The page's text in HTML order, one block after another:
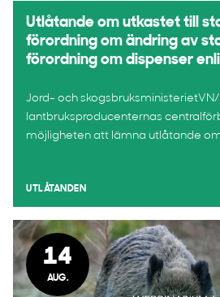
Utlåtande om utkastet till
förordning om ändring av
förordning om dispenser
Jord- och skogsbruksministerietVN/
lantbruksproducenternas
möjligheten att lämna utlåtande om
UTLÅTANDEN
14
AUG.